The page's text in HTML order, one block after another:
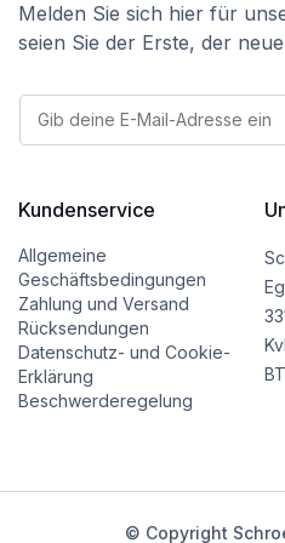
Melden Sie sich hier für
seien Sie der Erste, der
M
l
-
M
a
i
l
E
M
lKundenservice
Allgemeine
Geschäftsbedingungen
Zahlung und Versand
Rücksendungen
Datenschutz- und Cookie-
Erklärung
Beschwerderegelung
© Copyright